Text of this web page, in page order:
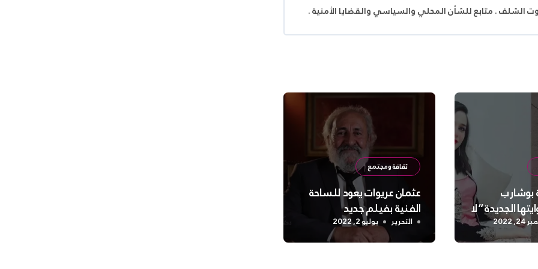
الشلف . متابع للشأن المحلي والسياسي والقضايا الأمنية .
بوشارب
الجديدة “لا
2022
ثقافة ومجتمع
عثمان عريوات يعود للساحة
الفنية بفيلم جديد
التحرير يوليو 2, 2022